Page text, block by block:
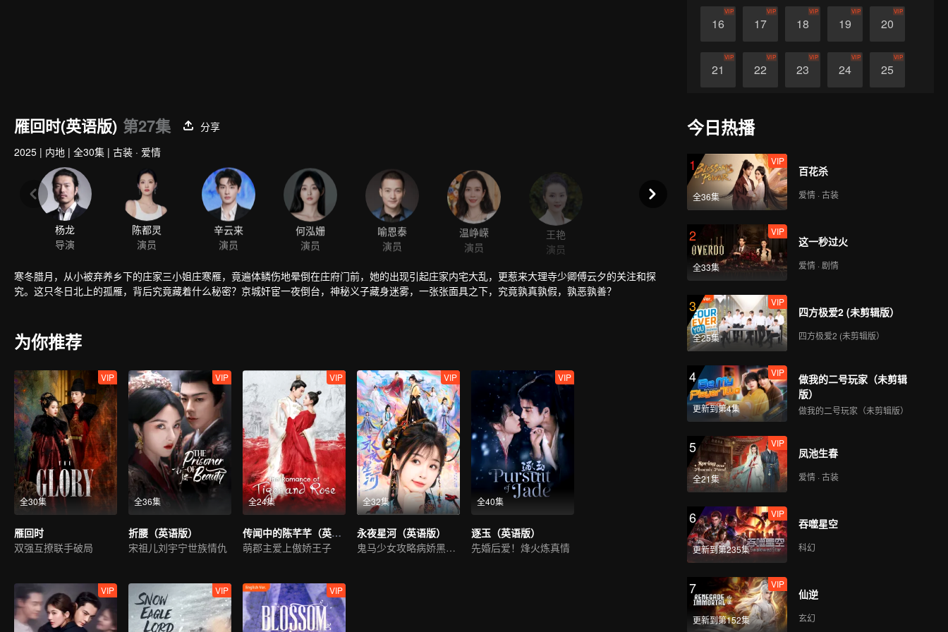
16
VIP
17
VIP
18
VIP
19
VIP
20
VIP
21
VIP
22
VIP
23
VIP
24
VIP
25
VIP
27
雁回时(英语版) 第27集
分享
2025 | 内地 | 全30集 | 古装 · 爱情
杨龙
导演
陈都灵
演员
辛云来
演员
何泓姗
演员
喻恩泰
演员
温峥嵘
演员
王艳
演员
寒冬腊月，从小被弃养乡下的庄家三小姐庄寒雁，竟遍体鳞伤地晕倒在庄府门前，她的出现引起庄家内宅大乱，更惹来大理寺少卿傅云夕的关注和探
究。这只冬日北上的孤雁，背后究竟藏着什么秘密？京城奸宦一夜倒台，神秘义子藏身迷雾，一张张面具之下，究竟孰真孰假，孰恶孰善？
为你推荐
全30集
VIP
雁回时
双强互撩联手破局
全36集
VIP
折腰（英语版）
宋祖儿刘宇宁世族情仇
全24集
VIP
传闻中的陈芊芊（英语版）
萌郡主爱上傲娇王子
全32集
VIP
永夜星河（英语版）
鬼马少女攻略病娇黑莲花
全40集
VIP
逐玉（英语版）
先婚后爱！烽火炼真情
VIP VIP VIP
今日热播
1
全36集
VIP
百花杀
爱情 · 古装
2
全33集
VIP
这一秒过火
爱情 · 剧情
3
全25集
VIP
四方极爱2 (未剪辑版）
四方极爱2 (未剪辑版）
4
更新到第4集
VIP
做我的二号玩家（未剪辑
版）
做我的二号玩家（未剪辑版）
5
全21集
VIP
凤池生春
爱情 · 古装
6
更新到第235集
VIP
吞噬星空
科幻
7
更新到第152集
VIP
仙逆
玄幻